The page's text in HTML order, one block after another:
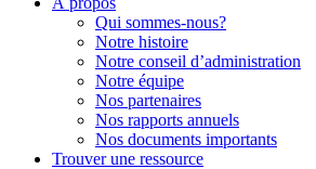
Qui sommes-nous?
Notre histoire
Notre conseil d’administration
Notre équipe
Nos partenaires
Nos rapports annuels
Nos documents importants
Trouver une ressource